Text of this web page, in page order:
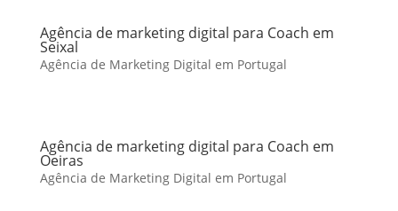
Agência de marketing digital para Coach em
Seixal
Agência de Marketing Digital em Portugal
Agência de marketing digital para Coach em
Oeiras
Agência de Marketing Digital em Portugal